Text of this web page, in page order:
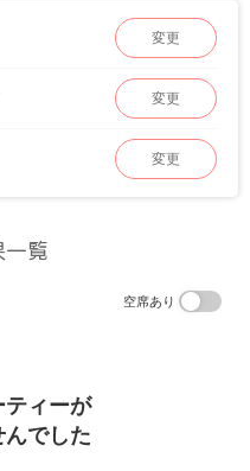
変更
変更
変更
覧
空席あり
ティーが
んでした